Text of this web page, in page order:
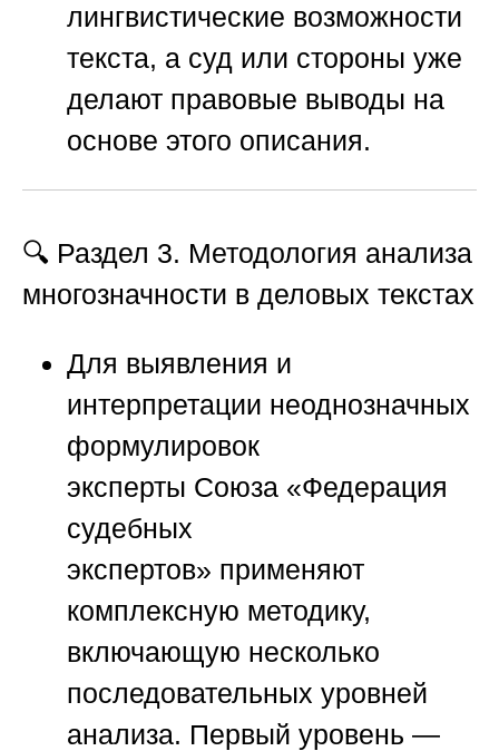
лингвистические возможности
текста, а суд или стороны уже
делают правовые выводы на
основе этого описания.
🔍 Раздел 3. Методология анализа
многозначности в деловых текстах
Для выявления и
интерпретации неоднозначных
формулировок
эксперты Союза «Федерация
судебных
экспертов» применяют
комплексную методику,
включающую несколько
последовательных уровней
анализа. Первый уровень —